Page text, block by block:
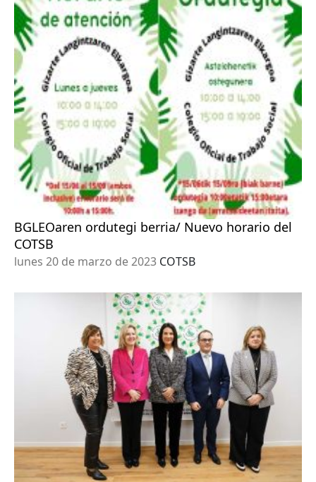
BGLEOaren ordutegi berria/ Nuevo horario del
COTSB
lunes 20 de marzo de 2023 COTSB